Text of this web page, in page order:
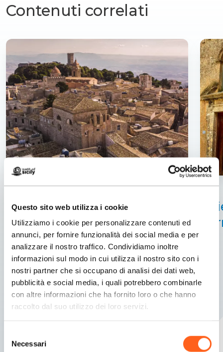
Questo sito web utilizza i cookie
Utilizziamo i cookie per personalizzare contenuti ed
annunci, per fornire funzionalità dei social media e per
analizzare il nostro traffico. Condividiamo inoltre
informazioni sul modo in cui utilizza il nostro sito con i
nostri partner che si occupano di analisi dei dati web,
pubblicità e social media, i quali potrebbero combinarle
con altre informazioni che ha fornito loro o che hanno
raccolto dal suo utilizzo dei loro servizi.
delNecessari
Contenuti correlati
Un gioiello medievale con una vista che non potrete
dimenticare